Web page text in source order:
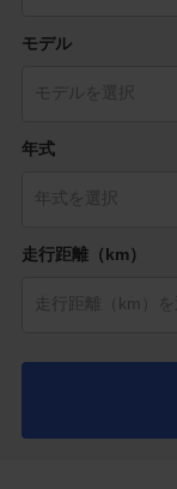
モデル
年式
走行距離（km）